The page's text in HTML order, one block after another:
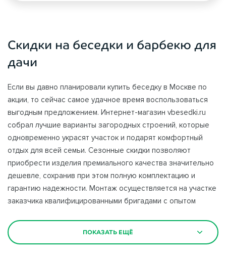
Скидки на беседки и барбекю для
дачи
Если вы давно планировали купить беседку в Москве по
акции, то сейчас самое удачное время воспользоваться
выгодным предложением. Интернет-магазин vbesedki.ru
собрал лучшие варианты загородных строений, которые
одновременно украсят участок и подарят комфортный
отдых для всей семьи. Сезонные скидки позволяют
приобрести изделия премиального качества значительно
дешевле, сохранив при этом полную комплектацию и
гарантию надежности. Монтаж осуществляется на участке
заказчика квалифицированными бригадами с опытом
Беседка для дачи со скидкой станет отличным вариантом
ПОКАЗАТЬ ЕЩЁ